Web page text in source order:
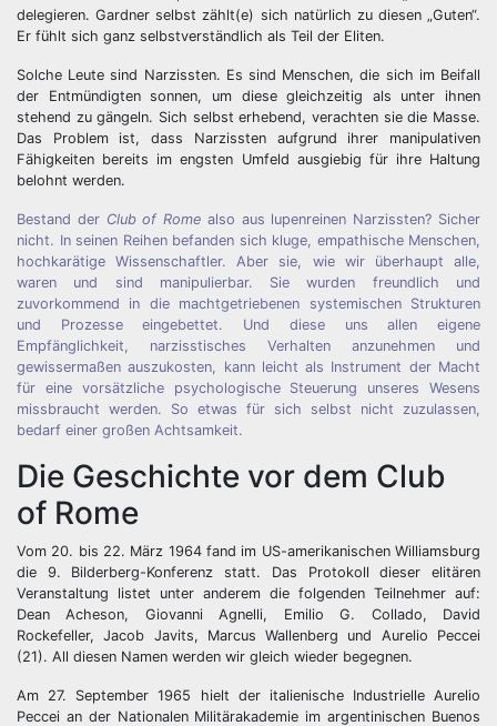
delegieren. Gardner selbst zählt(e) sich natürlich zu diesen „Guten“.
Er fühlt sich ganz selbstverständlich als Teil der Eliten.
Solche Leute sind Narzissten. Es sind Menschen, die sich im Beifall
der Entmündigten sonnen, um diese gleichzeitig als unter ihnen
stehend zu gängeln. Sich selbst erhebend, verachten sie die Masse.
Das Problem ist, dass Narzissten aufgrund ihrer manipulativen
Fähigkeiten bereits im engsten Umfeld ausgiebig für ihre Haltung
belohnt werden.
Bestand der Club of Rome also aus lupenreinen Narzissten? Sicher
nicht. In seinen Reihen befanden sich kluge, empathische Menschen,
hochkarätige Wissenschaftler. Aber sie, wie wir überhaupt alle,
waren und sind manipulierbar. Sie wurden freundlich und
zuvorkommend in die machtgetriebenen systemischen Strukturen
und Prozesse eingebettet. Und diese uns allen eigene
Empfänglichkeit, narzisstisches Verhalten anzunehmen und
gewissermaßen auszukosten, kann leicht als Instrument der Macht
für eine vorsätzliche psychologische Steuerung unseres Wesens
missbraucht werden. So etwas für sich selbst nicht zuzulassen,
bedarf einer großen Achtsamkeit.
Die Geschichte vor dem Club
of Rome
Vom 20. bis 22. März 1964 fand im US-amerikanischen Williamsburg
die 9. Bilderberg-Konferenz statt. Das Protokoll dieser elitären
Veranstaltung listet unter anderem die folgenden Teilnehmer auf:
Dean Acheson, Giovanni Agnelli, Emilio G. Collado, David
Rockefeller, Jacob Javits, Marcus Wallenberg und Aurelio Peccei
(21). All diesen Namen werden wir gleich wieder begegnen.
Am 27. September 1965 hielt der italienische Industrielle Aurelio
Peccei an der Nationalen Militärakademie im argentinischen Buenos